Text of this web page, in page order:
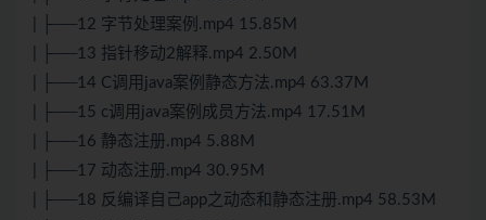
| ├──12 字节处理案例.mp4 15.85M
| ├──13 指针移动2解释.mp4 2.50M
| ├──14 C调用java案例静态方法.mp4 63.37M
| ├──15 c调用java案例成员方法.mp4 17.51M
| ├──16 静态注册.mp4 5.88M
| ├──17 动态注册.mp4 30.95M
| ├──18 反编译自己app之动态和静态注册.mp4 58.53M